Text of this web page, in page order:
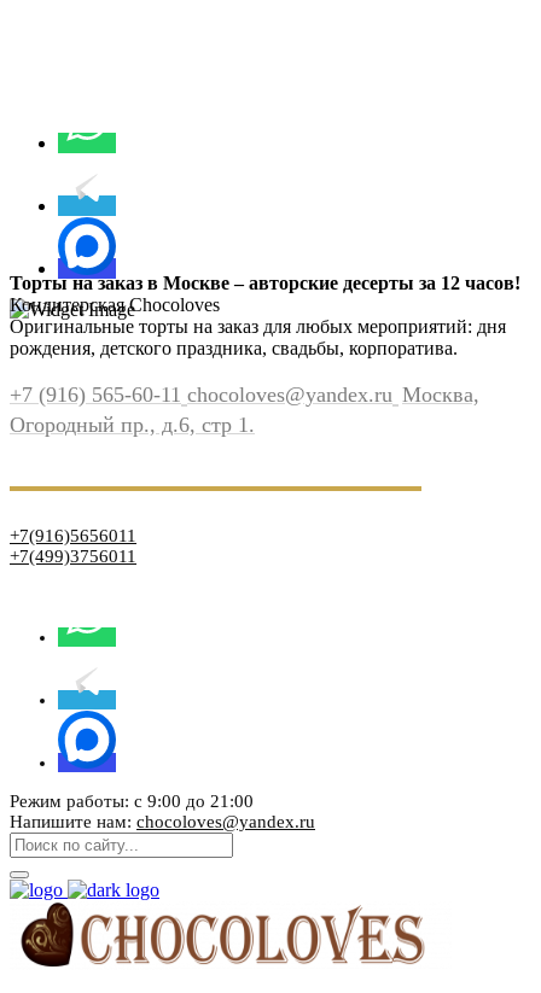
Торты на заказ в Москве – авторские десерты за 12 часов!
Кондитерская Chocoloves
Оригинальные торты на заказ для любых мероприятий: дня
рождения, детского праздника, свадьбы, корпоратива.
+7 (916) 565-60-11 chocoloves@yandex.ru Москва,
Огородный пр., д.6, стр 1.
+7(916)5656011
+7(499)3756011
Режим работы: с 9:00 до 21:00
Напишите нам: chocoloves@yandex.ru